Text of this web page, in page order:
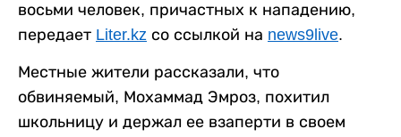
восьми человек, причастных к нападению,
передает Liter.kz со ссылкой на news9live.
Местные жители рассказали, что
обвиняемый, Мохаммад Эмроз, похитил
школьницу и держал ее взаперти в своем